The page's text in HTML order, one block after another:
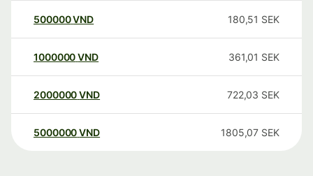
500000VND 180,51 SEK
1000000VND 361,01 SEK
2000000VND 722,03 SEK
5000000VND 1805,07 SEK